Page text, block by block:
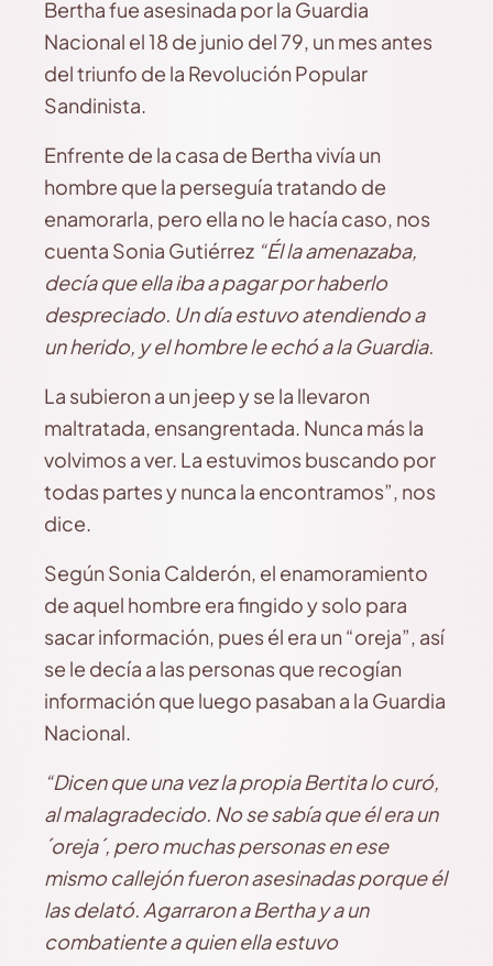
Bertha fue asesinada por la Guardia
Nacional el 18 de junio del 79, un mes antes
del triunfo de la Revolución Popular
Sandinista.
Enfrente de la casa de Bertha vivía un
hombre que la perseguía tratando de
enamorarla, pero ella no le hacía caso, nos
cuenta Sonia Gutiérrez “Él la amenazaba,
decía que ella iba a pagar por haberlo
despreciado. Un día estuvo atendiendo a
un herido, y el hombre le echó a la Guardia.
La subieron a un jeep y se la llevaron
maltratada, ensangrentada. Nunca más la
volvimos a ver. La estuvimos buscando por
todas partes y nunca la encontramos”, nos
dice.
Según Sonia Calderón, el enamoramiento
de aquel hombre era fingido y solo para
sacar información, pues él era un “oreja”, así
se le decía a las personas que recogían
información que luego pasaban a la Guardia
Nacional.
“Dicen que una vez la propia Bertita lo curó,
al malagradecido. No se sabía que él era un
´oreja´, pero muchas personas en ese
mismo callejón fueron asesinadas porque él
las delató. Agarraron a Bertha y a un
combatiente a quien ella estuvo